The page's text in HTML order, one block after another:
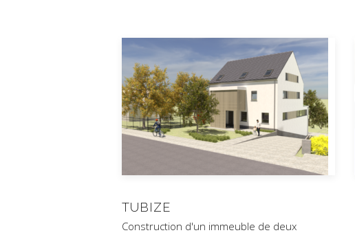
TUBIZE
Construction d'un immeuble de deux